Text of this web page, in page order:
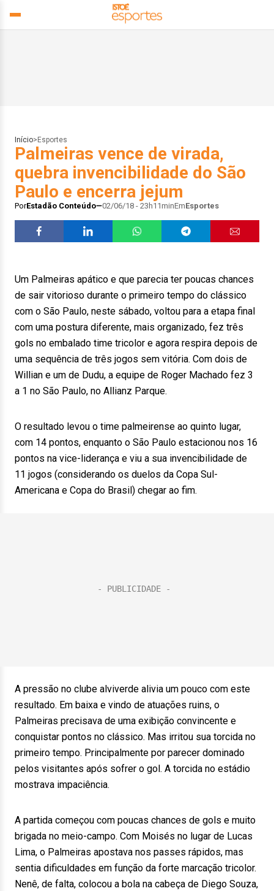
Início> Esportes
Palmeiras vence de virada,
quebra invencibilidade do São
Paulo e encerra jejum
PorEstadão Conteúdo 02/06/18 - 23h11minEmEsportes
Um Palmeiras apático e que parecia ter poucas chances
de sair vitorioso durante o primeiro tempo do clássico
com o São Paulo, neste sábado, voltou para a etapa final
com uma postura diferente, mais organizado, fez três
gols no embalado time tricolor e agora respira depois de
uma sequência de três jogos sem vitória. Com dois de
Willian e um de Dudu, a equipe de Roger Machado fez 3
a 1 no São Paulo, no Allianz Parque.
O resultado levou o time palmeirense ao quinto lugar,
com 14 pontos, enquanto o São Paulo estacionou nos 16
pontos na vice-liderança e viu a sua invencibilidade de
11 jogos (considerando os duelos da Copa Sul-
Americana e Copa do Brasil) chegar ao fim.
A pressão no clube alviverde alivia um pouco com este
resultado. Em baixa e vindo de atuações ruins, o
Palmeiras precisava de uma exibição convincente e
conquistar pontos no clássico. Mas irritou sua torcida no
primeiro tempo. Principalmente por parecer dominado
pelos visitantes após sofrer o gol. A torcida no estádio
mostrava impaciência.
A partida começou com poucas chances de gols e muito
brigada no meio-campo. Com Moisés no lugar de Lucas
Lima, o Palmeiras apostava nos passes rápidos, mas
sentia dificuldades em função da forte marcação tricolor.
Nenê, de falta, colocou a bola na cabeça de Diego Souza,